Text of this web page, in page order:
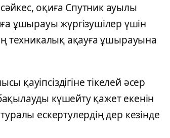
оқиға Спутник ауылы
ұшырауы жүргізушілер үшін
техникалық ақауға ұшырауына
қауіпсіздігіне тікелей әсер
күшейту қажет екенін
ескертулердің дер кезінде